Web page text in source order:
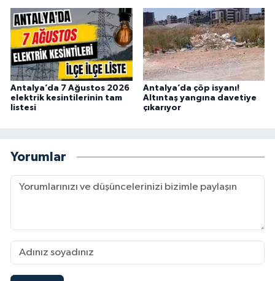
Antalya’da 7 Ağustos 2026
elektrik kesintilerinin tam
listesi
Antalya’da çöp isyanı!
Altıntaş yangına davetiye
çıkarıyor
Yorumlar